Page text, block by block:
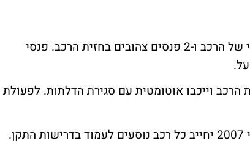
עפ"י התקן יותקנו 2 פנסים אדומים בחלקו האחורי של הרכב ו-2 פנסים צהובים בחזית הרכב. פנסי
וייכבו אוטומטית עם סגירת הדלתות. לפעולת